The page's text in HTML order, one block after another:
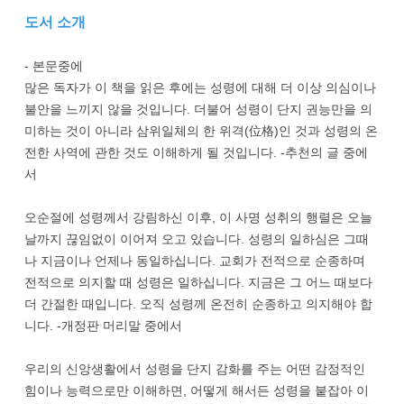
도서 소개
- 본문중에
많은 독자가 이 책을 읽은 후에는 성령에 대해 더 이상 의심이나
불안을 느끼지 않을 것입니다. 더불어 성령이 단지 권능만을 의
미하는 것이 아니라 삼위일체의 한 위격(位格)인 것과 성령의 온
전한 사역에 관한 것도 이해하게 될 것입니다. -추천의 글 중에
서
오순절에 성령께서 강림하신 이후, 이 사명 성취의 행렬은 오늘
날까지 끊임없이 이어져 오고 있습니다. 성령의 일하심은 그때
나 지금이나 언제나 동일하십니다. 교회가 전적으로 순종하며
전적으로 의지할 때 성령은 일하십니다. 지금은 그 어느 때보다
더 간절한 때입니다. 오직 성령께 온전히 순종하고 의지해야 합
니다. -개정판 머리말 중에서
우리의 신앙생활에서 성령을 단지 감화를 주는 어떤 감정적인
힘이나 능력으로만 이해하면, 어떻게 해서든 성령을 붙잡아 이